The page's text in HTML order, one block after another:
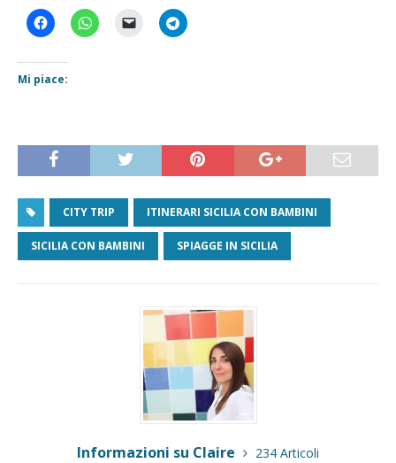
Mi piace:
CITY TRIP ITINERARI SICILIA CON BAMBINI
SICILIA CON BAMBINI SPIAGGE IN SICILIA
Informazioni su Claire
234 Articoli